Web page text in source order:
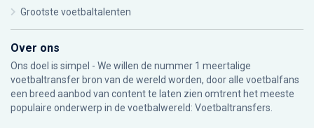
Grootste voetbaltalenten
Over ons
Ons doel is simpel - We willen de nummer 1 meertalige
voetbaltransfer bron van de wereld worden, door alle voetbalfans
een breed aanbod van content te laten zien omtrent het meeste
populaire onderwerp in de voetbalwereld: Voetbaltransfers.